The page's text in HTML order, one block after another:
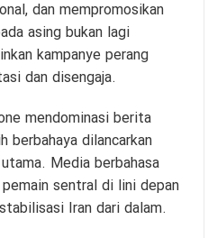
dan mempromosikan
asing bukan lagi
kampanye perang
dan disengaja.
mendominasi berita
berbahaya dilancarkan
Media berbahasa
sentral di lini depan
Iran dari dalam.